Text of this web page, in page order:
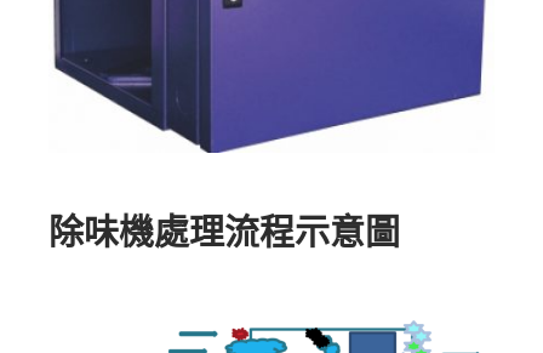
除味機處理流程示意圖